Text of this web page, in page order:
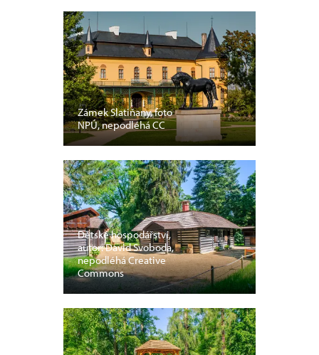
Zámek Slatiňany, foto
NPÚ, nepodléhá CC
Dětské hospodářství,
autor: David Svoboda,
nepodléhá Creative
Commons